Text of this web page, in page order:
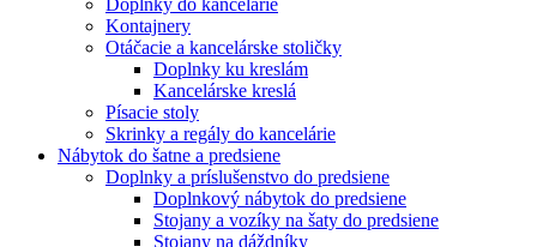
Kontajnery
Otáčacie a kancelárske stoličky
Doplnky ku kreslám
Kancelárske kreslá
Písacie stoly
Skrinky a regály do kancelárie
Nábytok do šatne a predsiene
Doplnky a príslušenstvo do predsiene
Doplnkový nábytok do predsiene
Stojany a vozíky na šaty do predsiene
Stojany na dáždníky